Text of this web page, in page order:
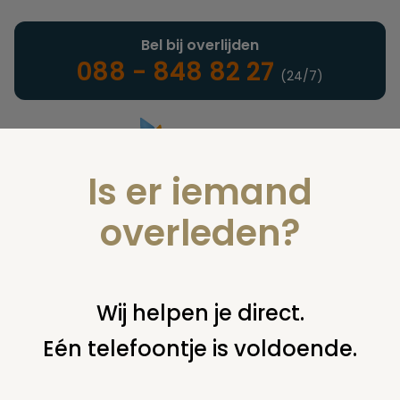
Landelijke uitvaartonderneming
Bel bij overlijden
088 - 848 82 27 (24/7)
U bent hier: home verzekeringen overige financiering uit
de nv levensverzekering maatschappij utrecht
Is er iemand
overleden?
Wij helpen je direct.
Eén telefoontje is voldoende.